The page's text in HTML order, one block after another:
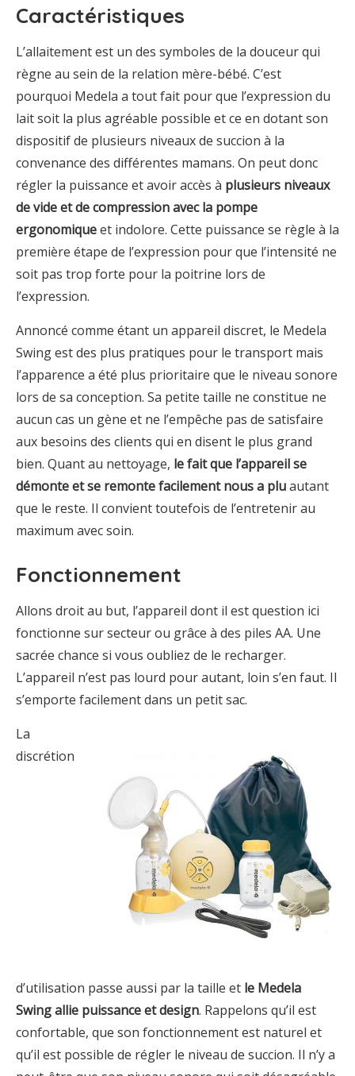
Caractéristiques
L’allaitement est un des symboles de la douceur qui
règne au sein de la relation mère-bébé. C’est
pourquoi Medela a tout fait pour que l’expression du
lait soit la plus agréable possible et ce en dotant son
dispositif de plusieurs niveaux de succion à la
convenance des différentes mamans. On peut donc
régler la puissance et avoir accès à plusieurs niveaux
de vide et de compression avec la pompe
ergonomiqueet indolore. Cette puissance se règle à la
première étape de l’expression pour que l’intensité ne
soit pas trop forte pour la poitrine lors de
l’expression.
Annoncé comme étant un appareil discret, le Medela
Swing est des plus pratiques pour le transport mais
l’apparence a été plus prioritaire que le niveau sonore
lors de sa conception. Sa petite taille ne constitue ne
aucun cas un gène et ne l’empêche pas de satisfaire
aux besoins des clients qui en disent le plus grand
bien. Quant au nettoyage, le fait que l’appareil se
démonte et se remonte facilement nous a pluautant
que le reste. Il convient toutefois de l’entretenir au
maximum avec soin.
Fonctionnement
Allons droit au but, l’appareil dont il est question ici
fonctionne sur secteur ou grâce à des piles AA. Une
sacrée chance si vous oubliez de le recharger.
L’appareil n’est pas lourd pour autant, loin s’en faut. Il
s’emporte facilement dans un petit sac.
La
discrétion
d’utilisation passe aussi par la taille et le Medela
Swing allie puissance et design. Rappelons qu’il est
confortable, que son fonctionnement est naturel et
qu’il est possible de régler le niveau de succion. Il n’y a